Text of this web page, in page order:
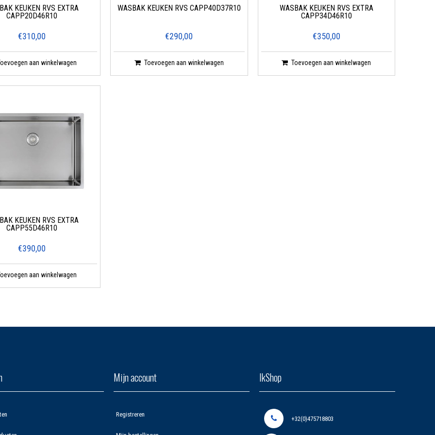
KEUKEN RVS EXTRA
CAPP20D46R10
€310,00
aan winkelwagen
WASBAK KEUKEN RVS CAPP40D37R10
€290,00
Toevoegen aan winkelwagen
WASBAK KEUKEN RVS EXTRA
CAPP34D46R10
€350,00
Toevoegen aan winkelwagen
KEUKEN RVS EXTRA
CAPP55D46R10
€390,00
aan winkelwagen
Mijn account
Registreren
IkShop
+32(0)475718803